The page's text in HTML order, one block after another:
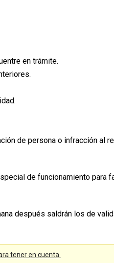
en trámite.
de persona o infracción al
de funcionamiento
después saldrán los de
tener en cuenta.